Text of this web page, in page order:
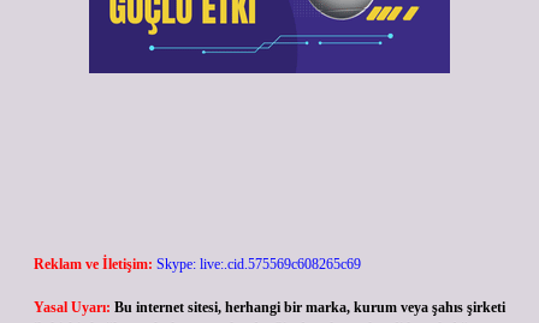
Reklam ve İletişim: Skype: live:.cid.575569c608265c69
Yasal Uyarı: Bu internet sitesi, herhangi bir marka, kurum veya şahıs şirketi